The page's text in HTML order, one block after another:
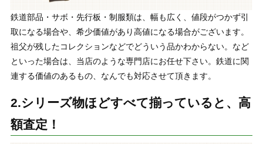
鉄道部品・サボ・先行板・制服類は、幅も広く、値段がつかず引
取になる場合や、希少価値があり高値になる場合がございます。
祖父が残したコレクションなどでどういう品かわからない。など
といった場合は、当店のような専門店にお任せ下さい。鉄道に関
連する価値のあるもの、なんでも対応させて頂きます。
2.シリーズ物ほどすべて揃っていると、高
額査定！